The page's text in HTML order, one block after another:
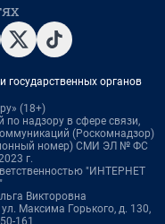
государственных органов
(18+)
надзору в сфере связи,
(Роскомнадзор)
номер) СМИ ЭЛ № ФС
г.
"ИНТЕРНЕТ
Викторовна
Максима Горького, д. 130,
161